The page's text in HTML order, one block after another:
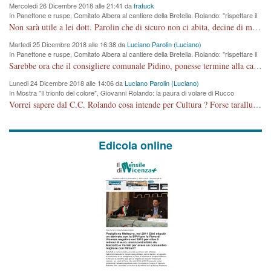
Mercoledi 26 Dicembre 2018 alle 21:41 dafratuck
In Panettone e ruspe, Comitato Albera al cantiere della Bretella. Rolando: "rispettare il
cronoprogramma"
Non sarà utile a lei dott. Parolin che di sicuro non ci abita, decine di migliaia di TIR, automobili e padroncini che passano quotidianamente per una strada appena rotabile, non è più possibile stendere i panni, attraversare la strada senza rischiare la morte, le case stanno crepando, i tempi sono cambiati e la bretella non passerà assolutamente per maddalene (ma cosa sta a dire?!), dia invece responsabilità a chi ha costruito tagliando la strada che doveva invece terminare a isola vicentina e non al moracchino lasciando Motta di Costabissara ancora in panne di traffico. I tempi sono cambiati dottore e se l'anagrafe della vita stagna nell'essere umano impressioni conservatrici, la società non le considera perchè va avanti, si industrializza e ha bisogno di infrastrutture e di sviluppo. Ultima considerazione, se è geloso di Rolando perchè vede in lui solo campagne politiche mentre si difendono i SOLI diritti dei cittadini, la preghiamo faccia considerazioni più appropriate. Saluti e complimenti per i suoi scritti.
Martedi 25 Dicembre 2018 alle 16:38 daLuciano Parolin (Luciano)
In Panettone e ruspe, Comitato Albera al cantiere della Bretella. Rolando: "rispettare il
cronoprogramma"
Sarebbe ora che il consigliere comunale Pidino, ponesse termine alla campagna elettorale nel territorio del suo seggio Villaggio del Sole. La tiraca è iniziata, distruggerà 6 km di prateria ovest della città, ricca di fonti e sorgenti d'acqua. I cittadini di Maddalene non avranno più Pace la notte. Molta colpa per la costruzione di questa Strada è proprio del signor Rolando,dei suoi gazebo mobili e che vuol far passare questa opera VANDALICA come progetto "utile" a chi ? Non è cosa seria sig. Rolando!
Lunedi 24 Dicembre 2018 alle 14:06 daLuciano Parolin (Luciano)
In Mostra "Il trionfo del colore", Giovanni Rolando: la paura di volare di Rucco
Vorrei sapere dal C.C. Rolando cosa intende per Cultura ? Forse tarallucci, vino e sagre, o spaghetti tricolori del PD ? Il continuo (s)parlare della mostra a Palazzo Chiericati caro consigliere DANNEGGIA FORTEMENTE l'immagine della città TUTTA e fa deviare i consensi che in RUSSIA (badi bene ex U.R.S.S.) sono ECCELLENTI. A livello artistico l'evento è di alta Valenza culturale, COMPITO di Tutta la Cittadinanza fare il possibile per propagandare l'iniziativa senza farne UN CASO PARTITICO come fa Lei da sempre. Meno Gazebo + Partecipazione! E così sia. Amen.
Edicola online